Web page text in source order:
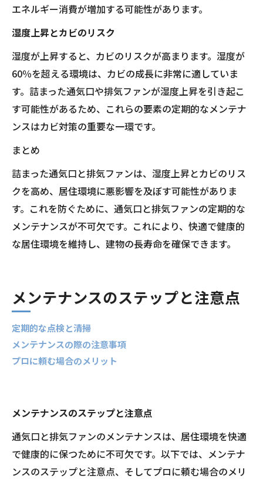
エネルギー消費が増加する可能性があります。
湿度上昇とカビのリスク
湿度が上昇すると、カビのリスクが高まります。湿度が
60％を超える環境は、カビの成長に非常に適していま
す。詰まった通気口や排気ファンが湿度上昇を引き起こ
す可能性があるため、これらの要素の定期的なメンテナ
ンスはカビ対策の重要な一環です。
まとめ
詰まった通気口と排気ファンは、湿度上昇とカビのリス
クを高め、居住環境に悪影響を及ぼす可能性がありま
す。これを防ぐために、通気口と排気ファンの定期的な
メンテナンスが不可欠です。これにより、快適で健康的
な居住環境を維持し、建物の長寿命を確保できます。
メンテナンスのステップと注意点
定期的な点検と清掃
メンテナンスの際の注意事項
プロに頼む場合のメリット
メンテナンスのステップと注意点
通気口と排気ファンのメンテナンスは、居住環境を快適
で健康的に保つために不可欠です。以下では、メンテナ
ンスのステップと注意点、そしてプロに頼む場合のメリ